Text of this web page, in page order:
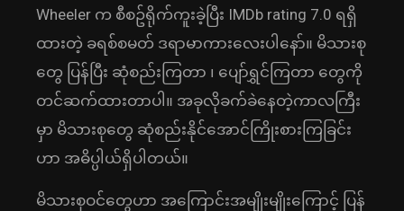
Wheeler က စီစဥ်ရိုက်ကူးခဲ့ပြီး IMDb rating 7.0 ရရှိ
ထားတဲ့ ခရစ်စမတ် ဒရာမာကားလေးပါနော်။ မိသားစု
တွေ ပြန်ပြီး ဆုံစည်းကြတာ ၊ ပျော်ရွှင်ကြတာ တွေကို
တင်ဆက်ထားတာပါ။ အခုလိုခက်ခဲနေတဲ့ကာလကြီး
မှာ မိသားစုတွေ ဆုံစည်းနိုင်အောင်ကြိုးစားကြခြင်း
ဟာ အဓိပ္ပါယ်ရှိပါတယ်။
မိသားစုဝင်တွေဟာ အကြောင်းအမျိုးမျိုးကြောင့် ပြန်